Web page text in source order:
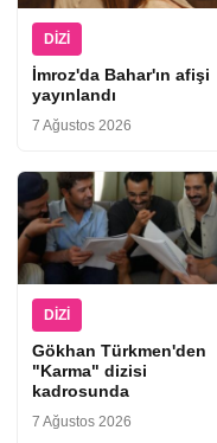
DIZI
İmroz'da Bahar'ın afişi
yayınlandı
7 Ağustos 2026
DIZI
Gökhan Türkmen'den
"Karma" dizisi
kadrosunda
7 Ağustos 2026